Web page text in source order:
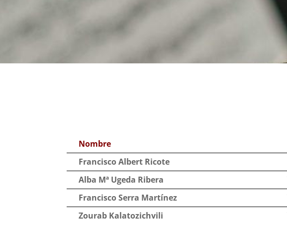
Nombre
Francisco Albert Ricote
Alba Mª Ugeda Ribera
Francisco Serra Martínez
Zourab Kalatozichvili